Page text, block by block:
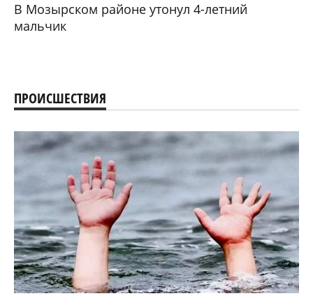
В Мозырском районе утонул 4-летний
мальчик
ПРОИСШЕСТВИЯ